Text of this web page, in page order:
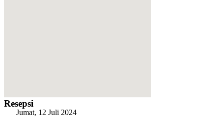
Resepsi
Jumat, 12 Juli 2024